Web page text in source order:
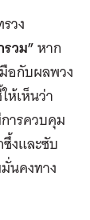
วง
วม”หาก
อกับผลพวง
ห้เห็นว่า
ารควบคุม
งและซับ
นคงทาง